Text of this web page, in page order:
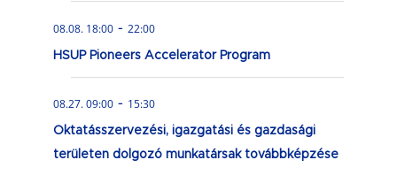
08.08. 18:00 - 22:00
HSUP Pioneers Accelerator Program
08.27. 09:00 - 15:30
Oktatásszervezési, igazgatási és gazdasági
területen dolgozó munkatársak továbbképzése